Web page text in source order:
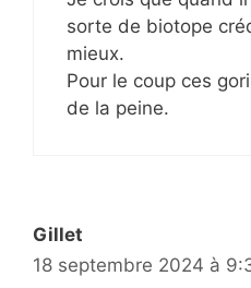
sorte de biotope
mieux.
Pour le coup ces
de la peine.
Gillet
18 septembre 2024 à